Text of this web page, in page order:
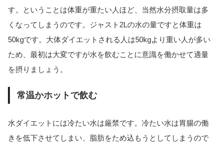
す。ということは体重が重たい人ほど、当然水分摂取量は多
くなってしまうのです。ジャスト2Lの水の量ですと体重は
50kgです。大体ダイエットされる人は50kgより重い人が多い
ため、最初は大変ですが水を飲むことに意識を働かせて適量
を摂りましょう。
常温かホットで飲む
水ダイエットには冷たい水は厳禁です。冷たい水は胃腸の働
きを低下させてしまい、脂肪をため込もうとしてしまうので